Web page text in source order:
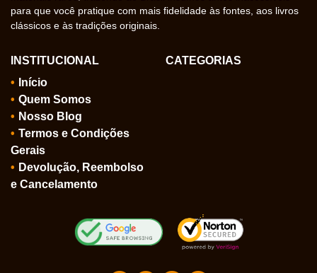
para que você pratique com mais fidelidade às fontes, aos livros
clássicos e às tradições originais.
INSTITUCIONAL
Início
Quem Somos
Nosso Blog
Termos e Condições
Gerais
Devolução, Reembolso
e Cancelamento
CATEGORIAS